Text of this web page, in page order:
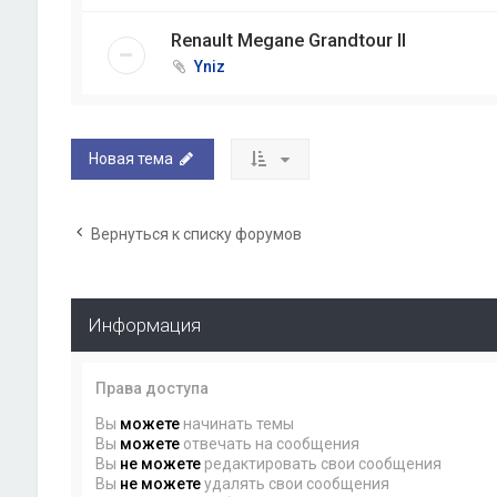
Renault Megane Grandtour II
Yniz
Новая тема
Вернуться к списку форумов
Информация
Права доступа
Вы можетеначинать темы
Вы можетеотвечать на сообщения
Вы не можетередактировать свои сообщения
Вы не можетеудалять свои сообщения